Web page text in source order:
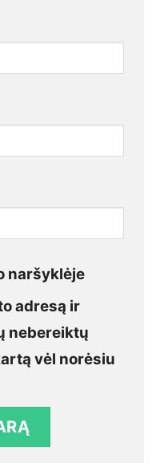
naršyklėje
adresą ir
nebereiktų
vėl norėsiu